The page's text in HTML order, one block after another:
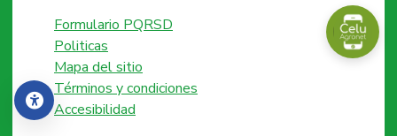
Accesibilidad
Formulario PQRSD
Politicas
Mapa del sitio
Términos y condiciones
Accesibilidad